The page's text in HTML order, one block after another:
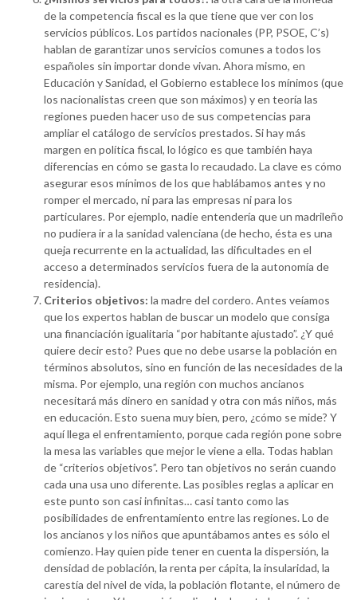
de la competencia fiscal es la que tiene que ver con los
servicios públicos. Los partidos nacionales (PP, PSOE, C’s)
hablan de garantizar unos servicios comunes a todos los
españoles sin importar donde vivan. Ahora mismo, en
Educación y Sanidad, el Gobierno establece los mínimos (que
los nacionalistas creen que son máximos) y en teoría las
regiones pueden hacer uso de sus competencias para
ampliar el catálogo de servicios prestados. Si hay más
margen en política fiscal, lo lógico es que también haya
diferencias en cómo se gasta lo recaudado. La clave es cómo
asegurar esos mínimos de los que hablábamos antes y no
romper el mercado, ni para las empresas ni para los
particulares. Por ejemplo, nadie entendería que un madrileño
no pudiera ir a la sanidad valenciana (de hecho, ésta es una
queja recurrente en la actualidad, las dificultades en el
acceso a determinados servicios fuera de la autonomía de
residencia).
Criterios objetivos: la madre del cordero. Antes veíamos
que los expertos hablan de buscar un modelo que consiga
una financiación igualitaria “por habitante ajustado”. ¿Y qué
quiere decir esto? Pues que no debe usarse la población en
términos absolutos, sino en función de las necesidades de la
misma. Por ejemplo, una región con muchos ancianos
necesitará más dinero en sanidad y otra con más niños, más
en educación. Esto suena muy bien, pero, ¿cómo se mide? Y
aquí llega el enfrentamiento, porque cada región pone sobre
la mesa las variables que mejor le viene a ella. Todas hablan
de “criterios objetivos”. Pero tan objetivos no serán cuando
cada una usa uno diferente. Las posibles reglas a aplicar en
este punto son casi infinitas… casi tanto como las
posibilidades de enfrentamiento entre las regiones. Lo de
los ancianos y los niños que apuntábamos antes es sólo el
comienzo. Hay quien pide tener en cuenta la dispersión, la
densidad de población, la renta per cápita, la insularidad, la
carestía del nivel de vida, la población flotante, el número de